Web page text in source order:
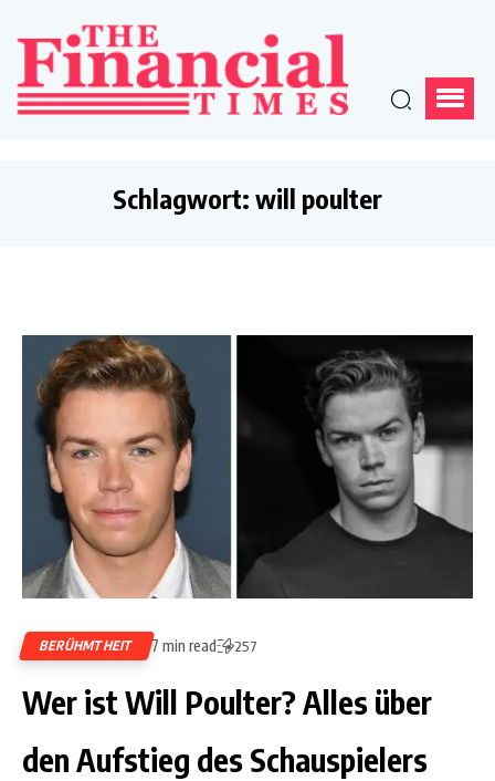
Schlagwort: will poulter
BERÜHMTHEIT 7 min read 257
Wer ist Will Poulter? Alles über
den Aufstieg des Schauspielers